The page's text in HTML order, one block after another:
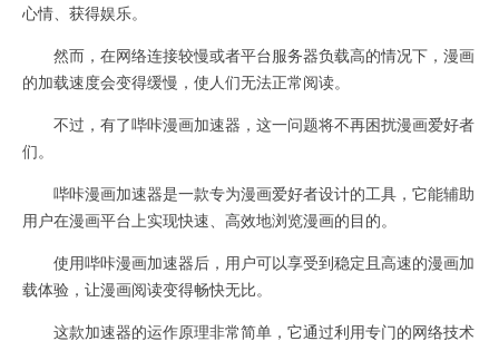
心情、获得娱乐。
然而，在网络连接较慢或者平台服务器负载高的情况下，漫画
的加载速度会变得缓慢，使人们无法正常阅读。
不过，有了哔咔漫画加速器，这一问题将不再困扰漫画爱好者
们。
哔咔漫画加速器是一款专为漫画爱好者设计的工具，它能辅助
用户在漫画平台上实现快速、高效地浏览漫画的目的。
使用哔咔漫画加速器后，用户可以享受到稳定且高速的漫画加
载体验，让漫画阅读变得畅快无比。
这款加速器的运作原理非常简单，它通过利用专门的网络技术